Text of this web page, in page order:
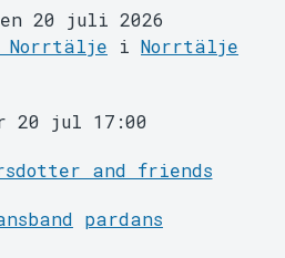
20 juli 2026
Norrtälje i Norrtälje
20 jul 17:00
and friends
pardans